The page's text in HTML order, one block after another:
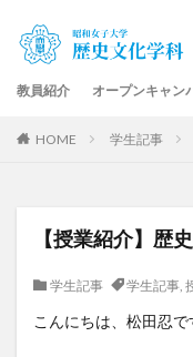
教員紹介 オープンキャン
HOME 学生記事
【授業紹介】
学生記事 学生記事,
こんにちは、松田忍で